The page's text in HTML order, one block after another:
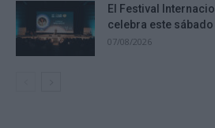
El Festival
celebra este sábado
07/08/2026